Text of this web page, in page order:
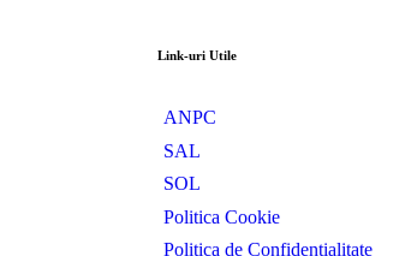
Link-uri Utile
ANPC
SAL
SOL
Politica Cookie
Politica de Confidentialitate